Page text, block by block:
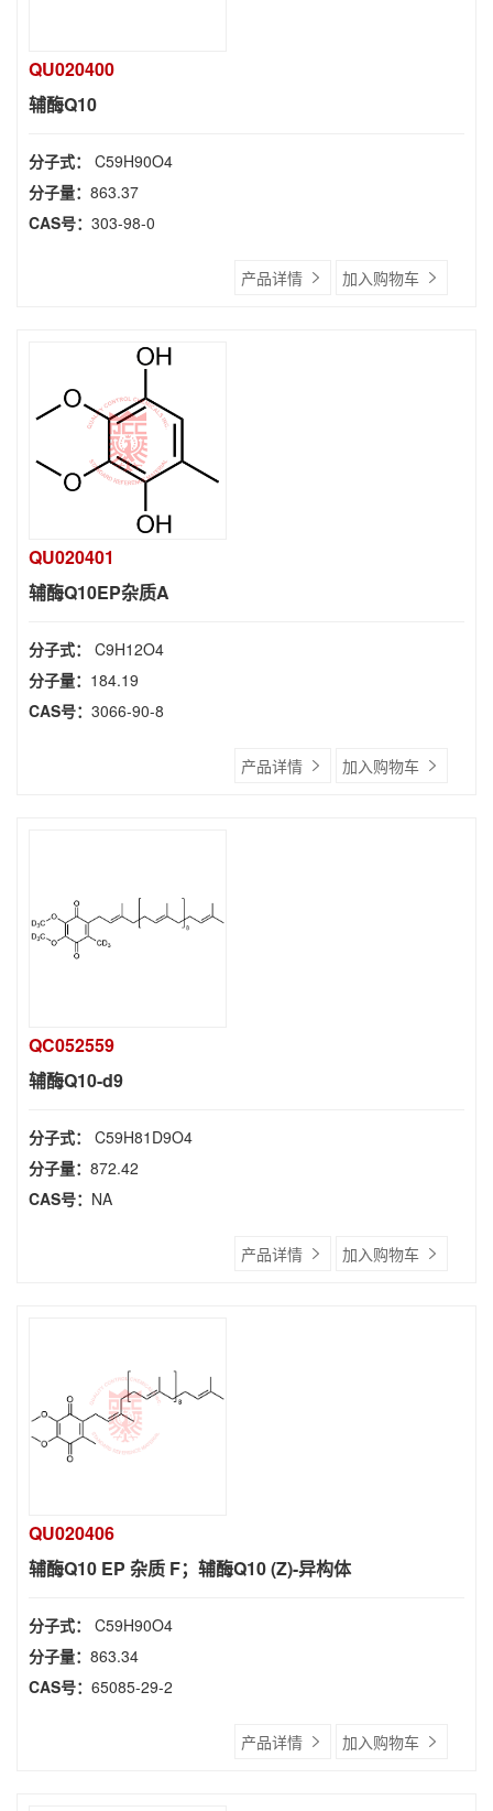
QU020400
辅酶Q10
分子式： C59H90O4
分子量： 863.37
CAS号： 303-98-0
产品详情 加入购物车
QU020401
辅酶Q10EP杂质A
分子式： C9H12O4
分子量： 184.19
CAS号： 3066-90-8
产品详情 加入购物车
QC052559
辅酶Q10-d9
分子式： C59H81D9O4
分子量： 872.42
CAS号： NA
产品详情 加入购物车
QU020406
辅酶Q10 EP 杂质 F；辅酶Q10 (Z)-异构体
分子式： C59H90O4
分子量： 863.34
CAS号： 65085-29-2
产品详情 加入购物车